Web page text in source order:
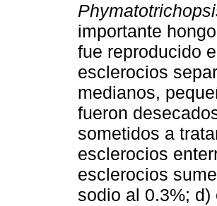
importante
fue reproducido
esclerocios
medianos,
fueron
sometidos a
esclerocios
esclerocios
sodio al 0.3%;